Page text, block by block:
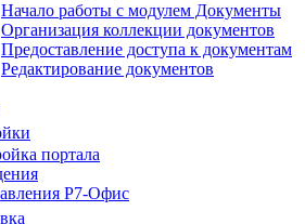
Начало работы с модулем Документы
Организация коллекции документов
Предоставление доступа к документам
Редактирование документов
портала
Р7-Офис